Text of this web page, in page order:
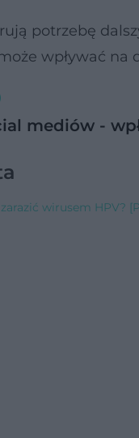
potrzebę
wpływać na
mediów -
wirusem HPV?